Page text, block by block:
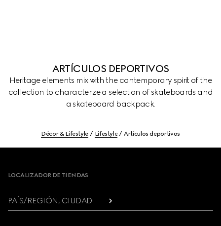
ARTÍCULOS DEPORTIVOS
Heritage elements mix with the contemporary spirit of the
collection to characterize a selection of skateboards and
a skateboard backpack.
Décor & Lifestyle Lifestyle Artículos deportivos
LOCALIZADOR DE TIENDAS
PAÍS/REGIÓN, CIUDAD